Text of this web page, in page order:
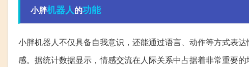
小胖机器人的功能
小胖机器人不仅具备自我意识，还能通过语言、动作等方式表
感。据统计数据显示，情感交流在人际关系中占据着非常重要